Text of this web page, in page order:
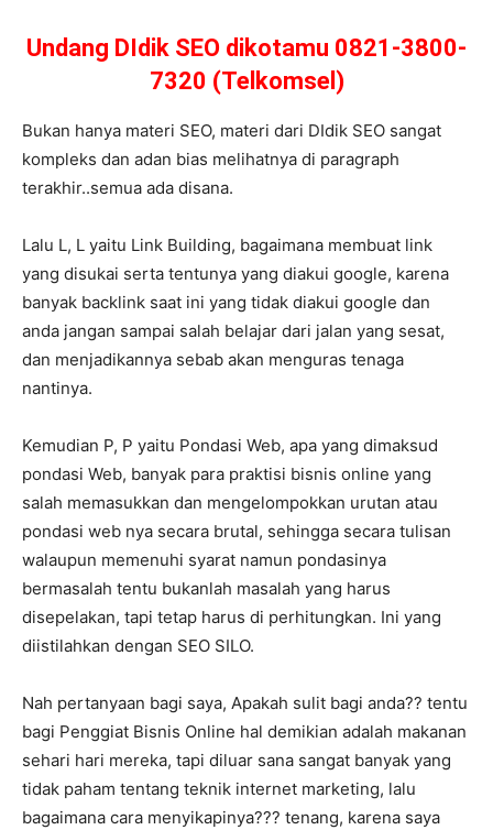
Undang DIdik SEO dikotamu 0821-3800-
7320 (Telkomsel)
Bukan hanya materi SEO, materi dari DIdik SEO sangat
kompleks dan adan bias melihatnya di paragraph
terakhir..semua ada disana.
Lalu L, L yaitu Link Building, bagaimana membuat link
yang disukai serta tentunya yang diakui google, karena
banyak backlink saat ini yang tidak diakui google dan
anda jangan sampai salah belajar dari jalan yang sesat,
dan menjadikannya sebab akan menguras tenaga
nantinya.
Kemudian P, P yaitu Pondasi Web, apa yang dimaksud
pondasi Web, banyak para praktisi bisnis online yang
salah memasukkan dan mengelompokkan urutan atau
pondasi web nya secara brutal, sehingga secara tulisan
walaupun memenuhi syarat namun pondasinya
bermasalah tentu bukanlah masalah yang harus
disepelakan, tapi tetap harus di perhitungkan. Ini yang
diistilahkan dengan SEO SILO.
Nah pertanyaan bagi saya, Apakah sulit bagi anda?? tentu
bagi Penggiat Bisnis Online hal demikian adalah makanan
sehari hari mereka, tapi diluar sana sangat banyak yang
tidak paham tentang teknik internet marketing, lalu
bagaimana cara menyikapinya??? tenang, karena saya